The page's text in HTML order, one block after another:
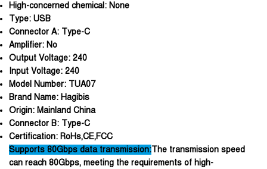
High-concerned chemical: None
Type: USB
Connector A: Type-C
Amplifier: No
Output Voltage: 240
Input Voltage: 240
Model Number: TUA07
Brand Name: Hagibis
Origin: Mainland China
Connector B: Type-C
Certification: RoHs,CE,FCC
Supports 80Gbps data transmission:The transmission speed
can reach 80Gbps, meeting the requirements of high-